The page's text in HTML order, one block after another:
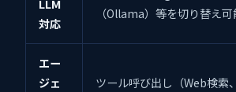
LLM
対応
（Ollama）等を切り替え可
エー
ジェ
ツール呼び出し（Web検索